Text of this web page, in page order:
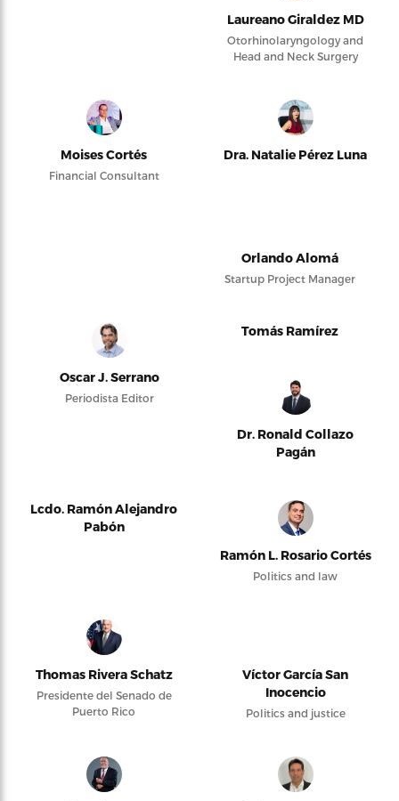
Laureano Giraldez MD
Otorhinolaryngology and
Head and Neck Surgery
Moises Cortés
Financial Consultant
Dra. Natalie Pérez Luna
Orlando Alomá
Startup Project Manager
Oscar J. Serrano
Periodista Editor
Tomás Ramírez
Dr. Ronald Collazo
Pagán
Lcdo. Ramón Alejandro
Pabón
Ramón L. Rosario Cortés
Politics and law
Thomas Rivera Schatz
Presidente del Senado de
Puerto Rico
Víctor García San
Inocencio
Politics and justice